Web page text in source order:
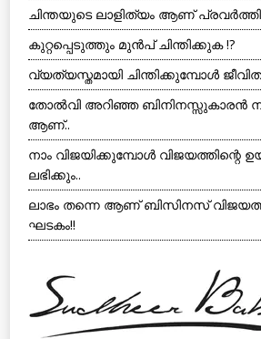
ചിന്തയുടെ ലാളിത്യം ആണ്
കുറ്റപ്പെടുത്തും മുന്‍പ് ചിന്തിക്കുക !?
വ്യത്യസ്തമായി ചിന്തിക്കുമ്പോള്‍
തോല്‍വി അറിഞ്ഞ
ആണ്..
നാം വിജയിക്കുമ്പോള്‍ വിജയത്തിന്റെ
ലഭിക്കും..
ലാഭം തന്നെ ആണ് ബിസിനസ്
ഘടകം!!